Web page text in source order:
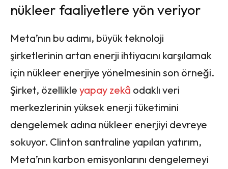
nükleer faaliyetlere yön veriyor
Meta’nın bu adımı, büyük teknoloji
şirketlerinin artan enerji ihtiyacını karşılamak
için nükleer enerjiye yönelmesinin son örneği.
Şirket, özellikle yapay zekâ odaklı veri
merkezlerinin yüksek enerji tüketimini
dengelemek adına nükleer enerjiyi devreye
sokuyor. Clinton santraline yapılan yatırım,
Meta’nın karbon emisyonlarını dengelemeyi